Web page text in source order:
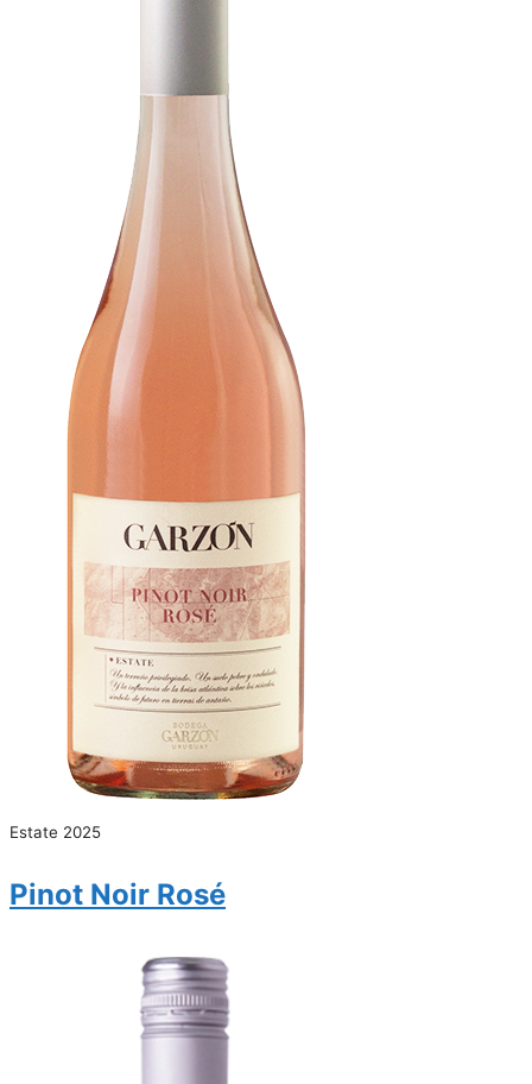
Estate 2025
Pinot Noir Rosé